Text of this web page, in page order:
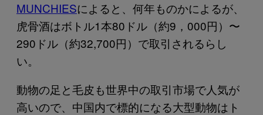
MUNCHIESによると、何年ものかによるが、
虎骨酒はボトル1本80ドル（約9，000円）〜
290ドル（約32,700円）で取引されるらし
い。
動物の足と毛皮も世界中の取引市場で人気が
高いので、中国内で標的になる大型動物はト